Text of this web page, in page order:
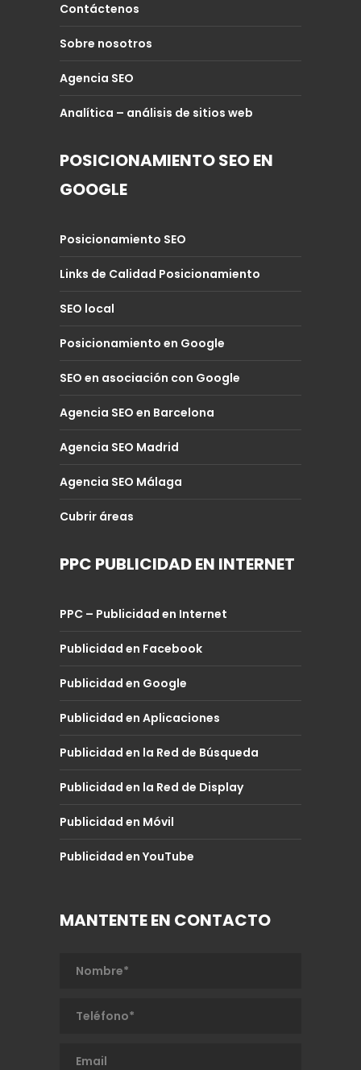
Contáctenos
Sobre nosotros
Agencia SEO
Analítica – análisis de sitios web
POSICIONAMIENTO SEO EN
GOOGLE
Posicionamiento SEO
Links de Calidad Posicionamiento
SEO local
Posicionamiento en Google
SEO en asociación con Google
Agencia SEO en Barcelona
Agencia SEO Madrid
Agencia SEO Málaga
Cubrir áreas
PPC PUBLICIDAD EN INTERNET
PPC – Publicidad en Internet
Publicidad en Facebook
Publicidad en Google
Publicidad en Aplicaciones
Publicidad en la Red de Búsqueda
Publicidad en la Red de Display
Publicidad en Móvil
Publicidad en YouTube
MANTENTE EN CONTACTO